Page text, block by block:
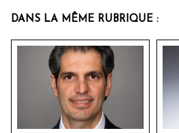
DANS LA MÊME RUBRIQUE :